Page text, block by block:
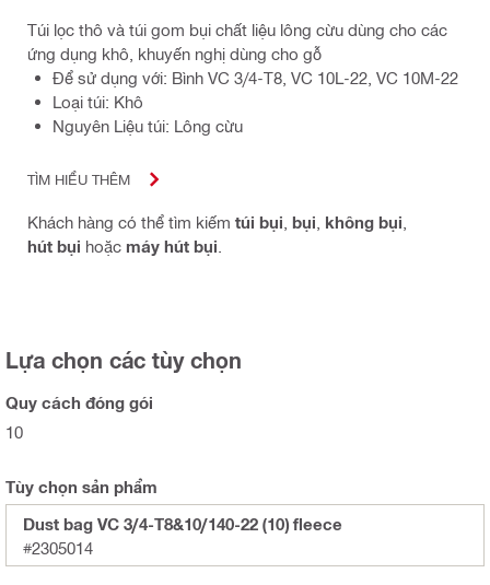
Túi lọc thô và túi gom bụi chất liệu lông cừu dùng cho các
ứng dụng khô, khuyến nghị dùng cho gỗ
Để sử dụng với: Bình VC 3/4-T8, VC 10L-22, VC 10M-22
Loại túi: Khô
Nguyên Liệu túi: Lông cừu
TÌM HIỂU THÊM
Khách hàng có thể tìm kiếm túi bụi bụi không bụi
hút bụi hoặc máy hút bụi
Lựa chọn các tùy chọn
Quy cách đóng gói
10
Tùy chọn sản phẩm
Dust bag VC 3/4-T8&10/140-22 (10) fleece
#2305014